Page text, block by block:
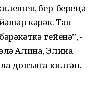
бер-береңә
кәрәк. Тап
тейенә”, -
Алина, Элина
донъяға килгән.